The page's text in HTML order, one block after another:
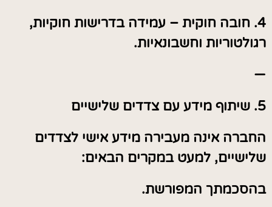
4. חובה חוקית – עמידה בדרישות חוקיות,
רגולטוריות וחשבונאיות.
—
5. שיתוף מידע עם צדדים שלישיים
החברה אינה מעבירה מידע אישי לצדדים
שלישיים, למעט במקרים הבאים:
בהסכמתך המפורשת.